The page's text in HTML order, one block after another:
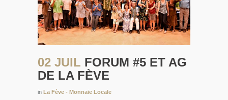
02 JUIL FORUM #5 ET AG
DE LA FÈVE
in La Fève - Monnaie Locale